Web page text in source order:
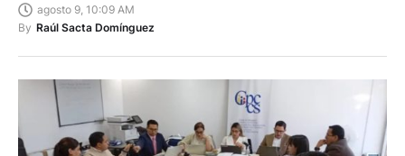
agosto 9, 10:09 AM
By Raúl Sacta Domínguez